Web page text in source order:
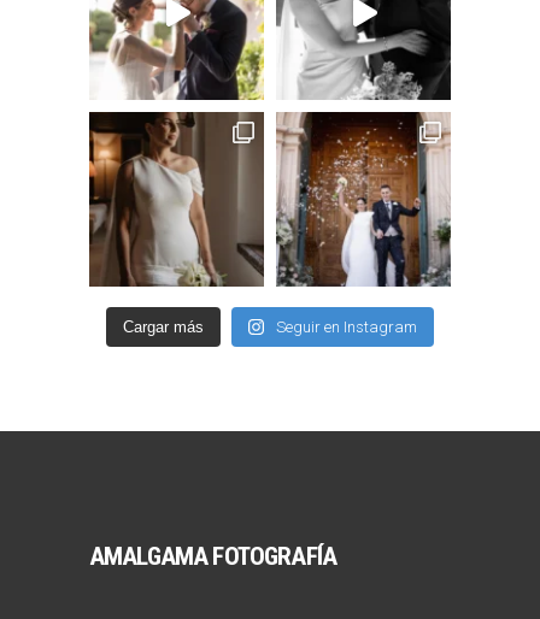
Cargar más Seguir en Instagram
AMALGAMA FOTOGRAFÍA